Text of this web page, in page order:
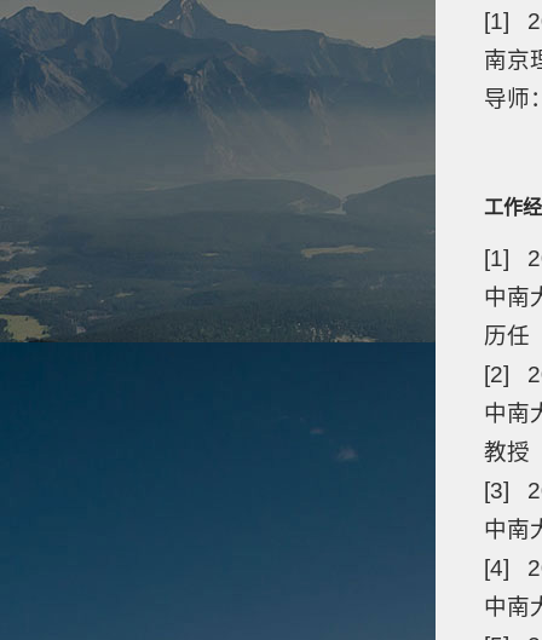
[1]
南京
导师
工作
[1]
中南
历任
[2]
中南
教授
[3]
中南
[4]
中南